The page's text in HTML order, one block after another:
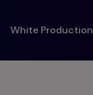
White Production